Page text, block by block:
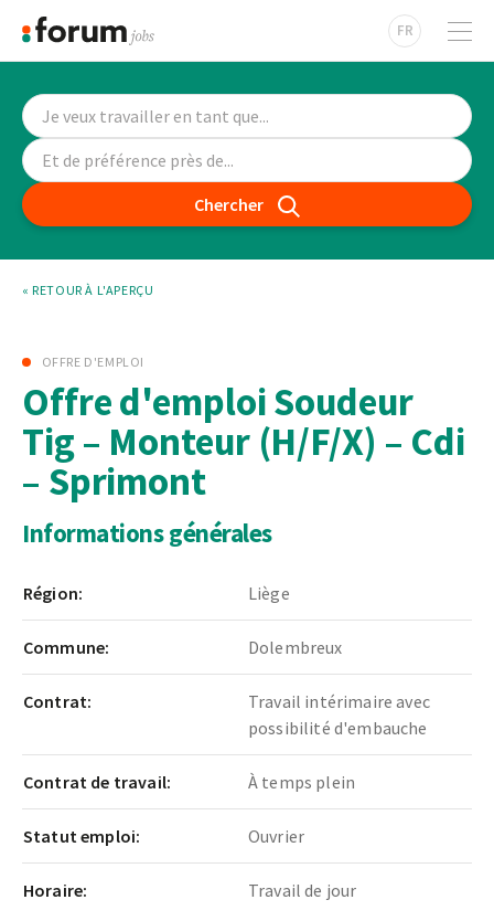
FR
Chercher
« RETOUR À L'APERÇU
OFFRE D'EMPLOI
Offre d'emploi Soudeur
Tig – Monteur (H/F/X) – Cdi
– Sprimont
Informations générales
Région: Liège
Commune: Dolembreux
Contrat:
Travail intérimaire avec
possibilité d'embauche
Contrat de travail: À temps plein
Statut emploi: Ouvrier
Horaire: Travail de jour